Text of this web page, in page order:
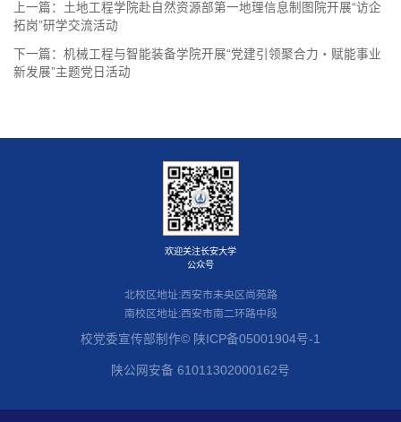
上一篇： 土地工程学院赴自然资源部第一地理信息制图院开展“访企
拓岗”研学交流活动
下一篇： 机械工程与智能装备学院开展“党建引领聚合力・赋能事业
新发展”主题党日活动
北校区地址:西安市未央区尚苑路
南校区地址:西安市南二环路中段
校党委宣传部制作© 陕ICP备05001904号-1
陕公网安备 61011302000162号
欢迎关注长安大学
公众号
1 /1